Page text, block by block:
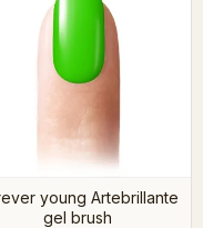
young Artebrillante
gel brush